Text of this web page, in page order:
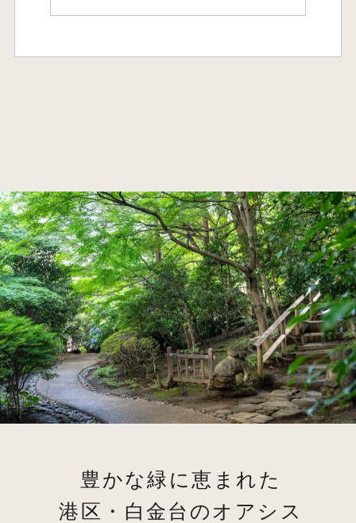
豊かな緑に恵まれた
港区・白金台のオアシス